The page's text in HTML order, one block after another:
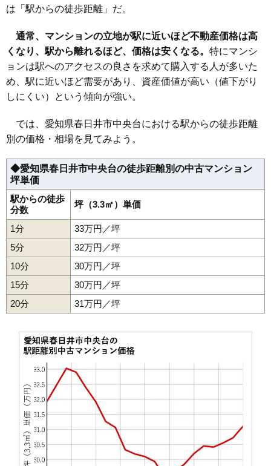
35 浅山町 86万円
37 桃山町 85万円 2,122万円
38 高森台 84万円 1,850万円 68.9%
39 中央台 51万円 1,222万円 51.3%
40 下条町 43万円
42 堀ノ内町北
は「駅からの徒歩距離」だ。
通常、マンションの立地が駅に近いほど不動産価格は高
くなり、駅から離れるほど、価格は安くなる。 特にマンシ
ョンは駅へのアクセスの良さを求めて購入する人が多いた
め、駅に近いほど需要があり、資産価値が高い（値下がり
しにくい）という傾向が強い。
では、愛知県春日井市中央台における駅からの徒歩距離
別の価格・相場を見てみよう。
◆愛知県春日井市中央台の徒歩距離別の中古マンション
坪単価
駅からの徒歩
分数
坪（3.3㎡）単価
1分
33万円／坪
5分
32万円／坪
10分
30万円／坪
15分
30万円／坪
20分
31万円／坪